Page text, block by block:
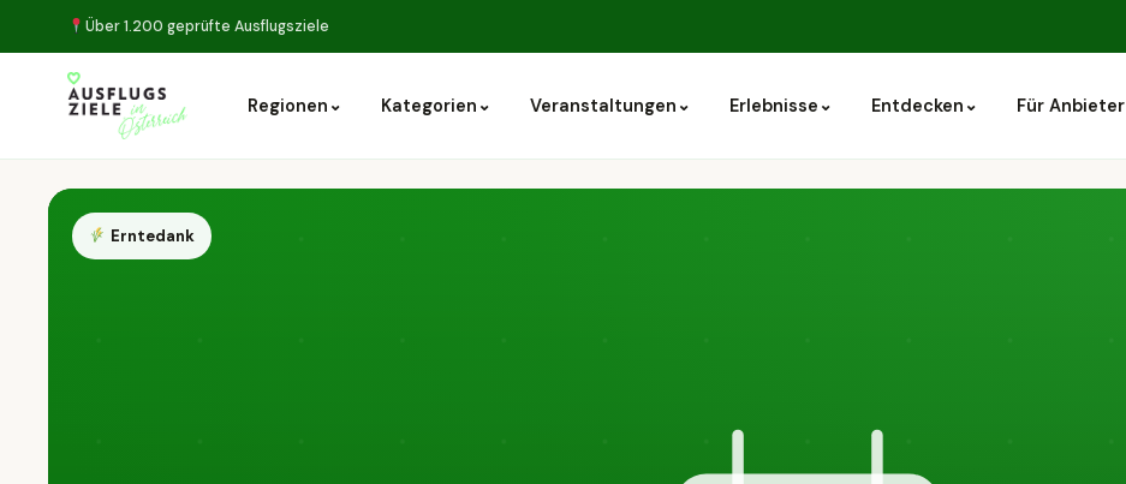
Über 1.200 geprüfte Ausflugsziele
Regionen ⌄ Kategorien ⌄ Veranstaltungen ⌄ Erlebnisse ⌄ Entdecken ⌄ Für Anbieter
Erntedank